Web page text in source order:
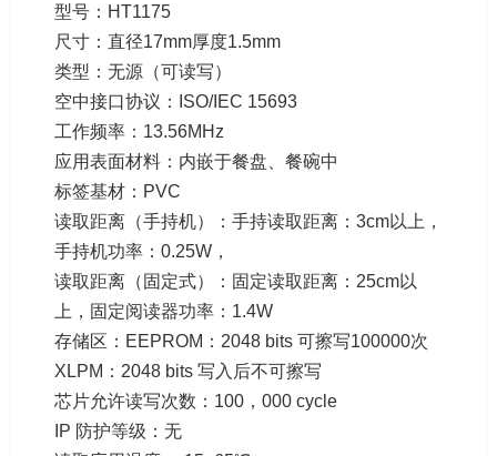
型号：HT1175
尺寸：直径17mm厚度1.5mm
类型：无源（可读写）
空中接口协议：ISO/IEC 15693
工作频率：13.56MHz
应用表面材料：内嵌于餐盘、餐碗中
标签基材：PVC
读取距离（手持机）：手持读取距离：3cm以上，
手持机功率：0.25W，
读取距离（固定式）：固定读取距离：25cm以
上，固定阅读器功率：1.4W
存储区：EEPROM：2048 bits 可擦写100000次
XLPM：2048 bits 写入后不可擦写
芯片允许读写次数：100，000 cycle
IP 防护等级：无